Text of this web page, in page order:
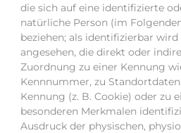
die sich auf eine identifizierte
natürliche Person (im
beziehen; als identifizierbar
angesehen, die direkt oder
Zuordnung zu einer Kennung
Kennnummer, zu
Kennung (z. B. Cookie) oder zu
besonderen Merkmalen
Ausdruck der physischen,